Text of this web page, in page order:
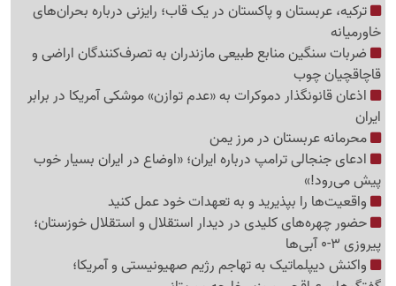
ترکیه، عربستان و پاکستان در یک قاب؛ رایزنی درباره بحران‌های
خاورمیانه
ضربات سنگین منابع طبیعی مازندران به تصرف‌کنندگان اراضی و
قاچاقچیان چوب
اذعان قانونگذار دموکرات به «عدم توازن» موشکی آمریکا در برابر
ایران
محرمانه عربستان در مرز یمن
ادعای جنجالی ترامپ درباره ایران؛ «اوضاع در ایران بسیار خوب
پیش می‌رود!»
واقعیت‌ها را بپذیرید و به تعهدات خود عمل کنید
حضور چهره‌های کلیدی در دیدار استقلال و استقلال خوزستان؛
پیروزی 3-0 آبی‌ها
واکنش دیپلماتیک به تهاجم رژیم صهیونیستی و آمریکا؛